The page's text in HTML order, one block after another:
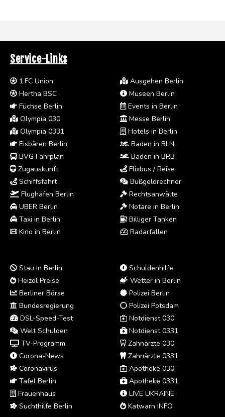
Service-Links
1.FC Union
Hertha BSC
Füchse Berlin
Olympia 030
Olympia 0331
Eisbären Berlin
BVG Fahrplan
Zugauskunft
Schiffsfahrt
Flughäfen Berlin
UBER Berlin
Taxi in Berlin
Kino in Berlin
Ausgehen Berlin
Museen Berlin
Events in Berlin
Messe Berlin
Hotels in Berlin
Baden in BLN
Baden in BRB
Flixbus / Reise
Bußgeldrechner
Rechtsanwälte
Notare in Berlin
Billiger Tanken
Radarfallen
Stau in Berlin
Heizöl Preise
Berliner Börse
Bundesregierung
DSL-Speed-Test
Welt Schulden
TV-Programm
Corona-News
Coronavirus
Tafel Berlin
Frauenhaus
Suchthilfe Berlin
Schuldenhilfe
Wetter in Berlin
Polizei Berlin
Polizei Potsdam
Notdienst 030
Notdienst 0331
Zahnärzte 030
Zahnärzte 0331
Apotheke 030
Apotheke 0331
LIVE UKRAINE
Katwarn INFO